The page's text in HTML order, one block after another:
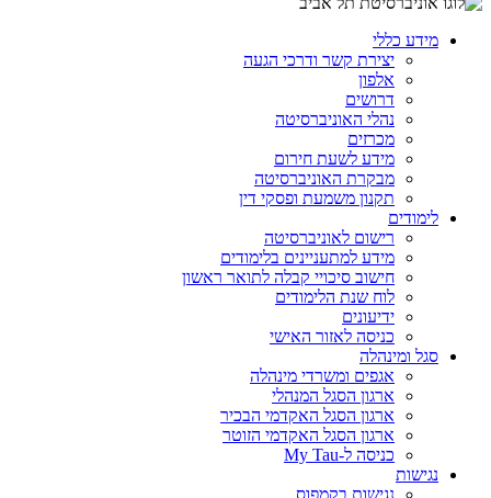
מידע כללי
יצירת קשר ודרכי הגעה
אלפון
דרושים
נהלי האוניברסיטה
מכרזים
מידע לשעת חירום
מבקרת האוניברסיטה
תקנון משמעת ופסקי דין
לימודים
רישום לאוניברסיטה
מידע למתעניינים בלימודים
חישוב סיכויי קבלה לתואר ראשון
לוח שנת הלימודים
ידיעונים
כניסה לאזור האישי
סגל ומינהלה
אגפים ומשרדי מינהלה
ארגון הסגל המנהלי
ארגון הסגל האקדמי הבכיר
ארגון הסגל האקדמי הזוטר
כניסה ל-My Tau
נגישות
נגישות בקמפוס